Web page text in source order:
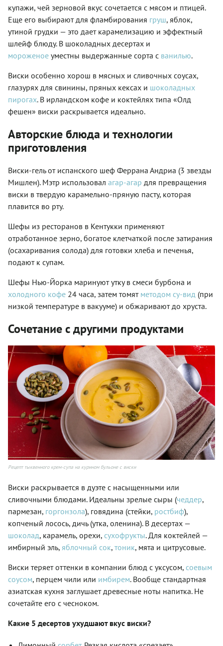
купажи, чей зерновой вкус сочетается с мясом и птицей.
Еще его выбирают для фламбирования груш, яблок,
утиной грудки — это дает карамелизацию и эффектный
шлейф блюду. В шоколадных десертах и
мороженое уместны выдержанные сорта с ванилью.
Виски особенно хорош в мясных и сливочных соусах,
глазурях для свинины, пряных кексах и шоколадных
пирогах. В ирландском кофе и коктейлях типа «Олд
фешен» виски раскрывается идеально.
Авторские блюда и технологии
приготовления
Виски-гель от испанского шеф Феррана Андриа (3 звезды
Мишлен). Мэтр использовал агар-агар для превращения
виски в твердую карамельно-пряную пасту, которая
плавится во рту.
Шефы из ресторанов в Кентукки применяют
отработанное зерно, богатое клетчаткой после затирания
(осахаривания солода) для готовки хлеба и печенья,
подают к супам.
Шефы Нью-Йорка маринуют утку в смеси бурбона и
холодного кофе 24 часа, затем томят методом су-вид (при
низкой температуре в вакууме) и обжаривают до хруста.
Сочетание с другими продуктами
Рецепт тыквенного крем-супа на курином бульоне с виски
Виски раскрывается в дуэте с насыщенными или
сливочными блюдами. Идеальны зрелые сыры (чеддер,
пармезан, горгонзола), говядина (стейки, ростбиф),
копченый лосось, дичь (утка, оленина). В десертах —
шоколад, карамель, орехи, сухофрукты. Для коктейлей —
имбирный эль, яблочный сок, тоник, мята и цитрусовые.
Виски теряет оттенки в компании блюд с уксусом, соевым
соусом, перцем чили или имбирем. Вообще стандартная
азиатская кухня заглушает древесные ноты напитка. Не
сочетайте его с чесноком.
Какие 5 десертов ухудшают вкус виски?